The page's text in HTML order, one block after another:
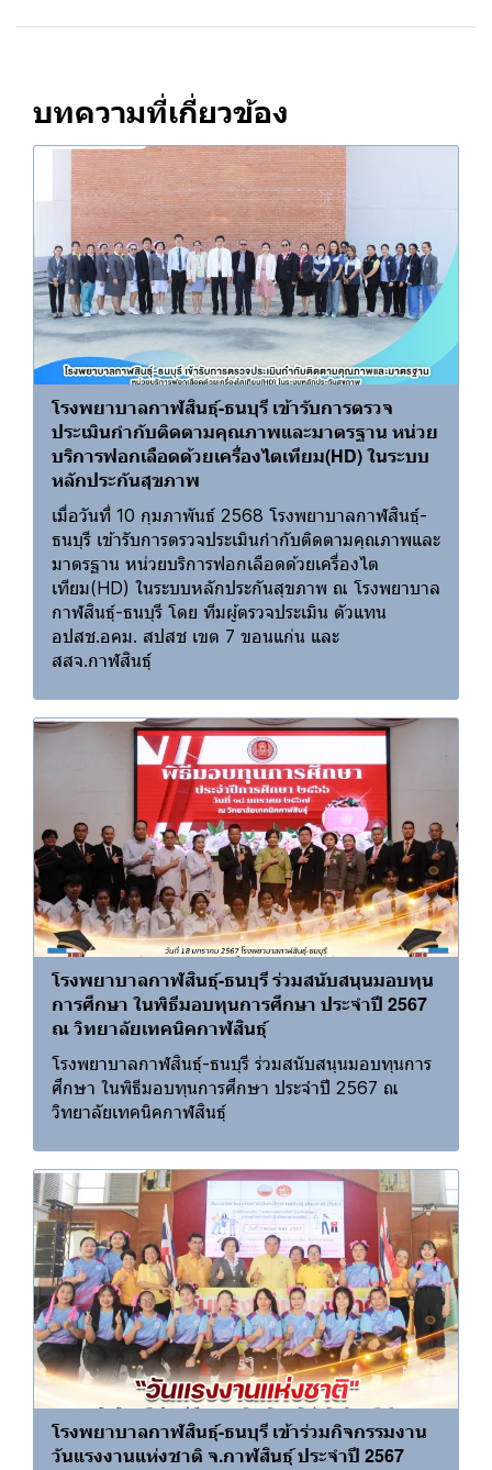
บทความที่เกี่ยวข้อง
โรงพยาบาลกาฬสินธุ์-ธนบุรี เข้ารับการตรวจ
ประเมินกำกับติดตามคุณภาพและมาตรฐาน หน่วย
บริการฟอกเลือดด้วยเครื่องไตเทียม(HD) ในระบบ
หลักประกันสุขภาพ
เมื่อวันที่ 10 กุมภาพันธ์ 2568 โรงพยาบาลกาฬสินธุ์-
ธนบุรี เข้ารับการตรวจประเมินกำกับติดตามคุณภาพและ
มาตรฐาน หน่วยบริการฟอกเลือดด้วยเครื่องไต
เทียม(HD) ในระบบหลักประกันสุขภาพ ณ โรงพยาบาล
กาฬสินธุ์-ธนบุรี โดย ทีมผู้ตรวจประเมิน ตัวแทน
อปสช.อคม. สปสช เขต 7 ขอนแก่น และ
สสจ.กาฬสินธุ์
โรงพยาบาลกาฬสินธุ์-ธนบุรี ร่วมสนับสนุนมอบทุน
การศึกษา ในพิธีมอบทุนการศึกษา ประจำปี 2567
ณ วิทยาลัยเทคนิคกาฬสินธุ์
โรงพยาบาลกาฬสินธุ์-ธนบุรี ร่วมสนับสนุนมอบทุนการ
ศึกษา ในพิธีมอบทุนการศึกษา ประจำปี 2567 ณ
วิทยาลัยเทคนิคกาฬสินธุ์
โรงพยาบาลกาฬสินธุ์-ธนบุรี เข้าร่วมกิจกรรมงาน
วันแรงงานแห่งชาติ จ.กาฬสินธุ์ ประจำปี 2567